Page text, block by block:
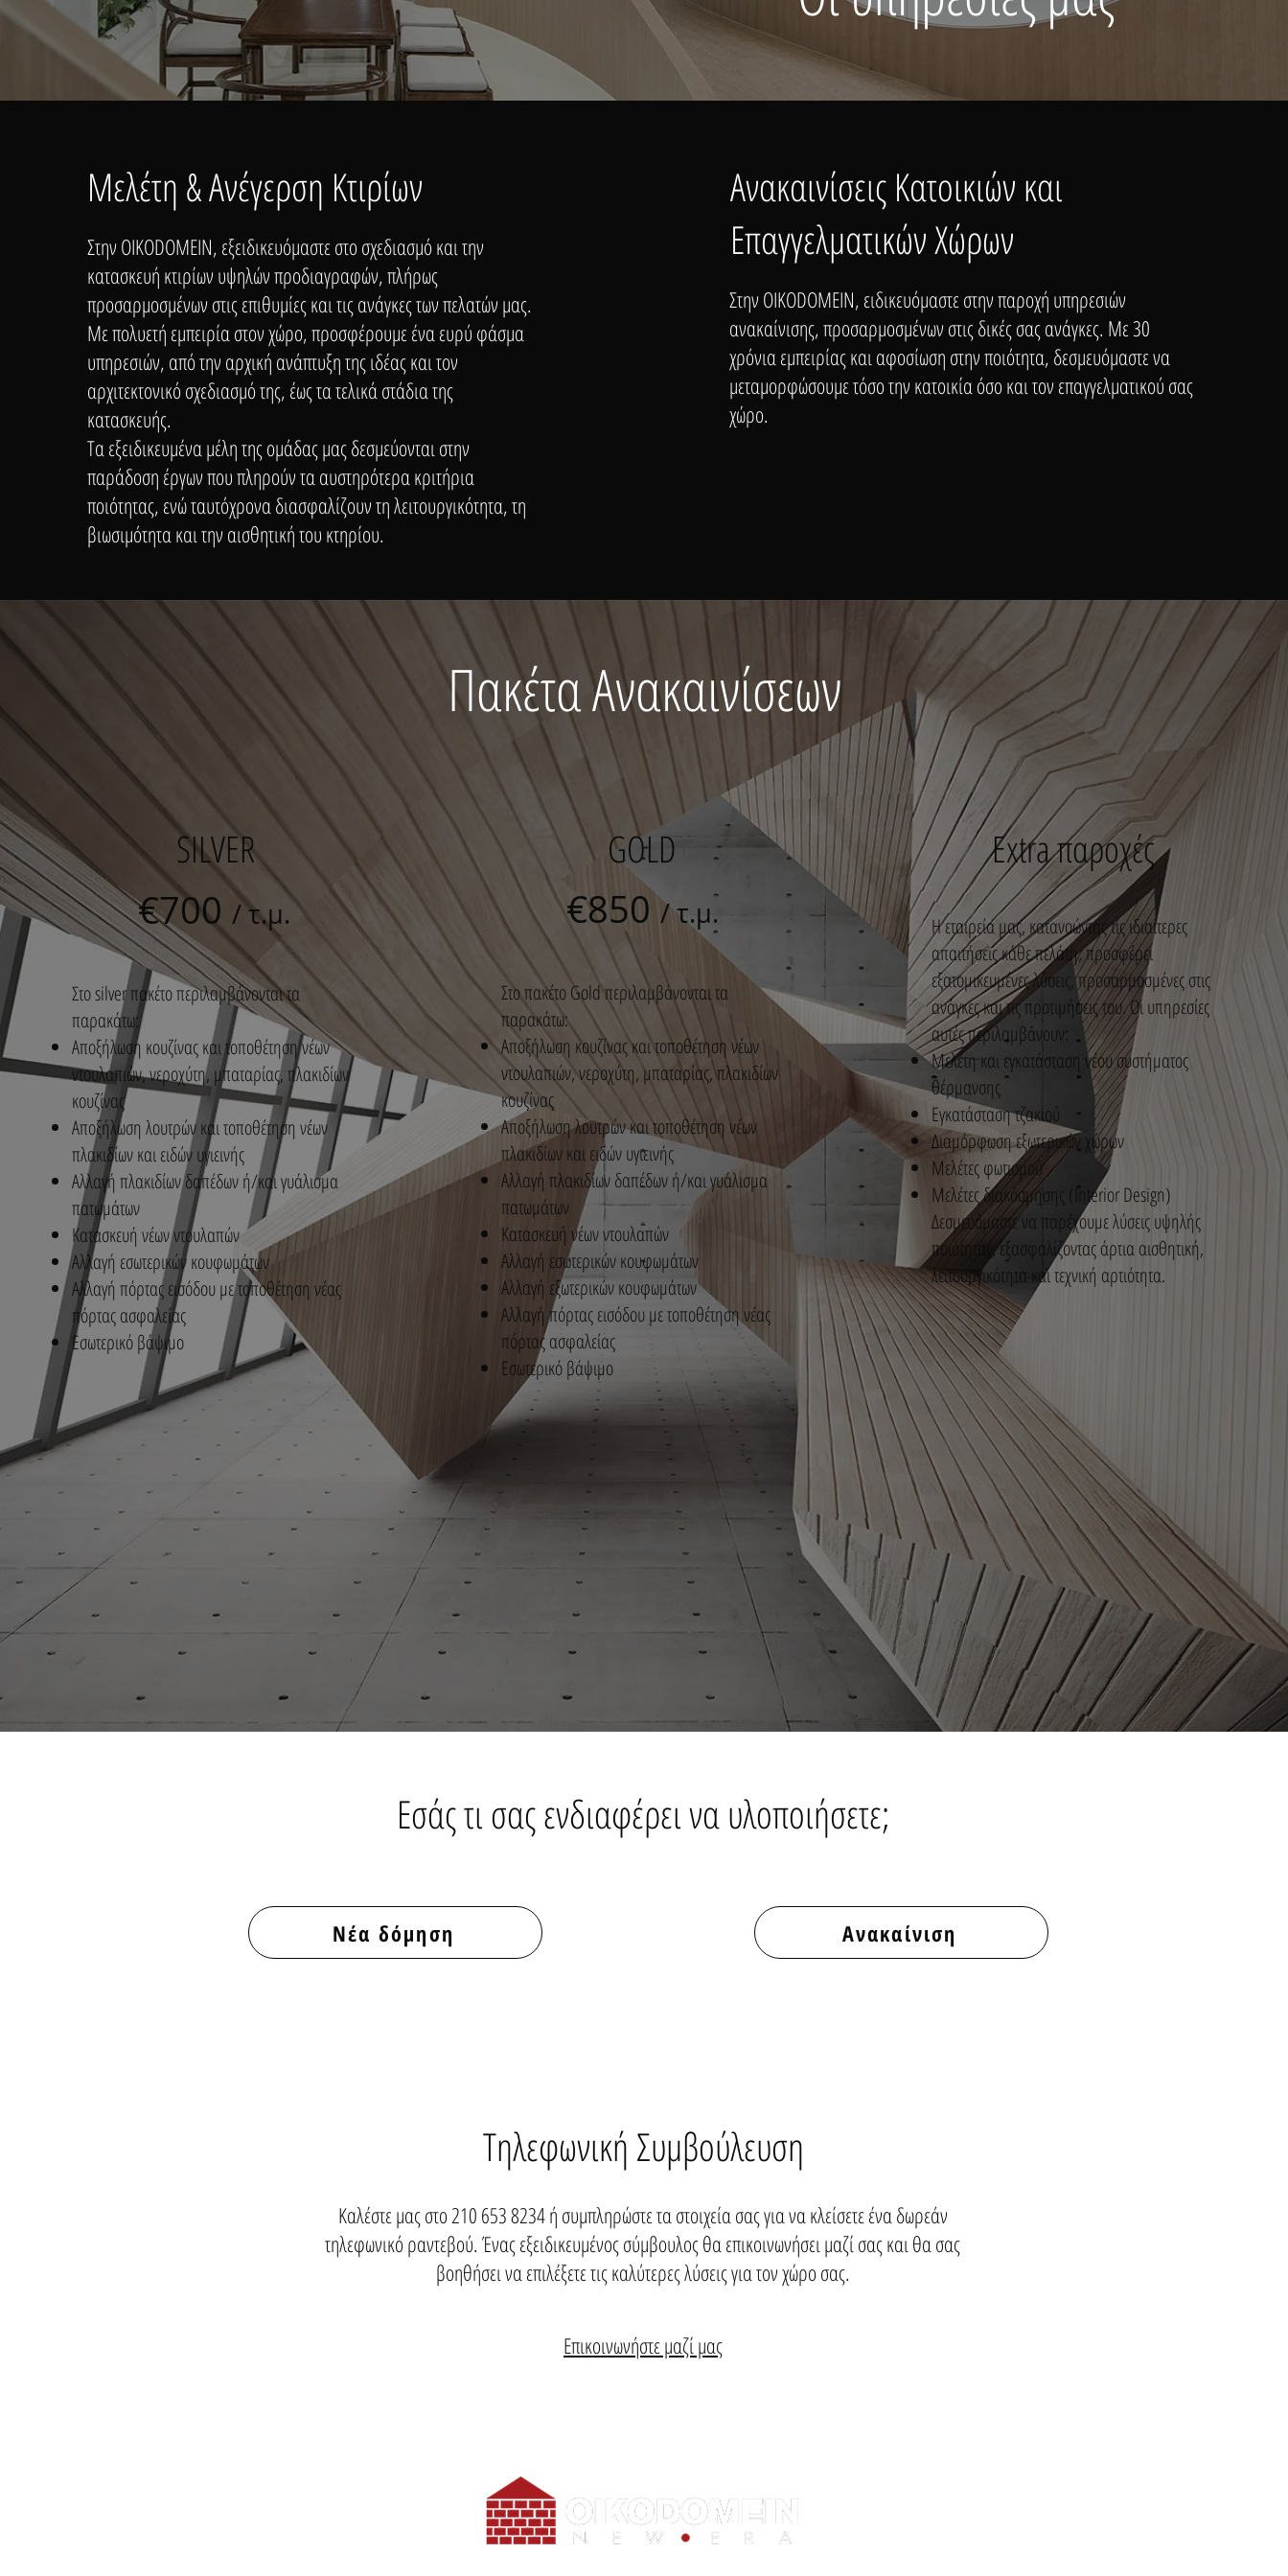
Μελέτη & Ανέγερση Κτιρίων
Στην OIKODOMEIN, εξειδικευόμαστε στο σχεδιασμό και την
κατασκευή κτιρίων υψηλών προδιαγραφών, πλήρως
προσαρμοσμένων στις επιθυμίες και τις ανάγκες των πελατών μας.
Με πολυετή εμπειρία στον χώρο, προσφέρουμε ένα ευρύ φάσμα
υπηρεσιών, από την αρχική ανάπτυξη της ιδέας και τον
αρχιτεκτονικό σχεδιασμό της, έως τα τελικά στάδια της
κατασκευής.
Τα εξειδικευμένα μέλη της ομάδας μας δεσμεύονται στην
παράδοση έργων που πληρούν τα αυστηρότερα κριτήρια
ποιότητας, ενώ ταυτόχρονα διασφαλίζουν τη λειτουργικότητα, τη
βιωσιμότητα και την αισθητική του κτηρίου.
Ανακαινίσεις Κατοικιών και
Επαγγελματικών Χώρων
Στην OIKODOMEIN, ειδικευόμαστε στην παροχή υπηρεσιών
ανακαίνισης, προσαρμοσμένων στις δικές σας ανάγκες. Με 30
χρόνια εμπειρίας και αφοσίωση στην ποιότητα, δεσμευόμαστε να
μεταμορφώσουμε τόσο την κατοικία όσο και τον επαγγελματικού σας
χώρο.
SILVER
€700 / τ.μ.
Στο silver πακέτο περιλαμβάνονται τα
παρακάτω:
Αποξήλωση κουζίνας και τοποθέτηση νέων
ντουλαπιών, νεροχύτη, μπαταρίας, πλακιδίων
κουζίνας
Αποξήλωση λουτρών και τοποθέτηση νέων
πλακιδίων και ειδών υγιεινής
Αλλαγή πλακιδίων δαπέδων ή/και γυάλισμα
πατωμάτων
Κατασκευή νέων ντουλαπών
Αλλαγή εσωτερικών κουφωμάτων
Αλλαγή πόρτας εισόδου με τοποθέτηση νέας
πόρτας ασφαλείας
Εσωτερικό βάψιμο
Πακέτα Ανακαινίσεων
GOLD
€850/ τ.μ.
Στο πακέτο Gold περιλαμβάνονται τα
παρακάτω:
Αποξήλωση κουζίνας και τοποθέτηση νέων
ντουλαπιών, νεροχύτη, μπαταρίας, πλακιδίων
κουζίνας
Αποξήλωση λουτρών και τοποθέτηση νέων
πλακιδίων και ειδών υγιεινής
Αλλαγή πλακιδίων δαπέδων ή/και γυάλισμα
πατωμάτων
Κατασκευή νέων ντουλαπών
Αλλαγή εσωτερικών κουφωμάτων
Αλλαγή εξωτερικών κουφωμάτων
Αλλαγή πόρτας εισόδου με τοποθέτηση νέας
πόρτας ασφαλείας
Εσωτερικό βάψιμο
Extra παροχές
Η εταιρεία μας, κατανοώντας τις ιδιαίτερες
απαιτήσεις κάθε πελάτη, προσφέρει
εξατομικευμένες λύσεις, προσαρμοσμένες στις
ανάγκες και τις προτιμήσεις του. Οι υπηρεσίες
αυτές περιλαμβάνουν:
Μελέτη και εγκατάσταση νέου συστήματος
θέρμανσης
Εγκατάσταση τζακιού
Διαμόρφωση εξωτερικών χώρων
Μελέτες φωτισμού
Μελέτες διακόσμησης (Interior Design)
Δεσμευόμαστε να παρέχουμε λύσεις υψηλής
ποιότητας, εξασφαλίζοντας άρτια αισθητική,
λειτουργικότητα και τεχνική αρτιότητα.
Εσάς τι σας ενδιαφέρει να υλοποιήσετε;
Νέα δόμηση Ανακαίνιση
Τηλεφωνική Συμβούλευση
Καλέστε μας στο210 653 8234ή συμπληρώστε τα στοιχεία σας για να κλείσετε ένα δωρεάν
τηλεφωνικό ραντεβού. Ένας εξειδικευμένος σύμβουλος θα επικοινωνήσει μαζί σας και θα σας
βοηθήσει να επιλέξετε τις καλύτερες λύσεις για τον χώρο σας.
Επικοινωνήστε μαζί μας